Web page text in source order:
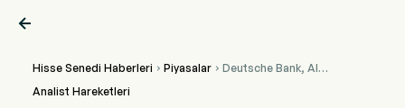

Hisse Senedi Haberleri  Piyasalar Deutsche Bank, AI
Analist Hareketleri